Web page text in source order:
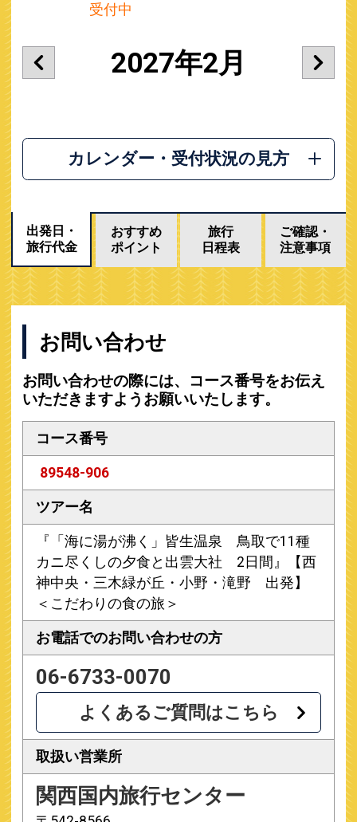
受付中
2027年2月
カレンダー・受付状況の見方
出発日・
旅行代金
おすすめ
ポイント
旅行
日程表
ご確認・
注意事項
お問い合わせ
お問い合わせの際には、コース番号をお伝え
いただきますようお願いいたします。
コース番号
89548-906
ツアー名
『「海に湯が沸く」皆生温泉 鳥取で11種
カニ尽くしの夕食と出雲大社 2日間』【西
神中央・三木緑が丘・小野・滝野 出発】
＜こだわりの食の旅＞
お電話でのお問い合わせの方
06-6733-0070
よくあるご質問はこちら
取扱い営業所
関西国内旅行センター